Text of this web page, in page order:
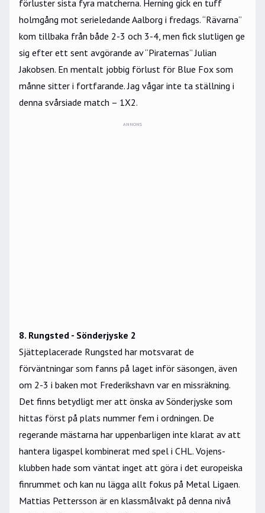
förluster sista fyra matcherna. Herning gick en tuff
holmgång mot serieledande Aalborg i fredags. “Rävarna”
kom tillbaka från både 2-3 och 3-4, men fick slutligen ge
sig efter ett sent avgörande av “Piraternas” Julian
Jakobsen. En mentalt jobbig förlust för Blue Fox som
månne sitter i fortfarande. Jag vågar inte ta ställning i
denna svårsiade match – 1X2.
ANNONS
8. Rungsted - Sönderjyske 2
Sjätteplacerade Rungsted har motsvarat de
förväntningar som fanns på laget inför säsongen, även
om 2-3 i baken mot Frederikshavn var en missräkning.
Det finns betydligt mer att önska av Sönderjyske som
hittas först på plats nummer fem i ordningen. De
regerande mästarna har uppenbarligen inte klarat av att
hantera ligaspel kombinerat med spel i CHL. Vojens-
klubben hade som väntat inget att göra i det europeiska
finrummet och kan nu lägga allt fokus på Metal Ligaen.
Mattias Pettersson är en klassmålvakt på denna nivå